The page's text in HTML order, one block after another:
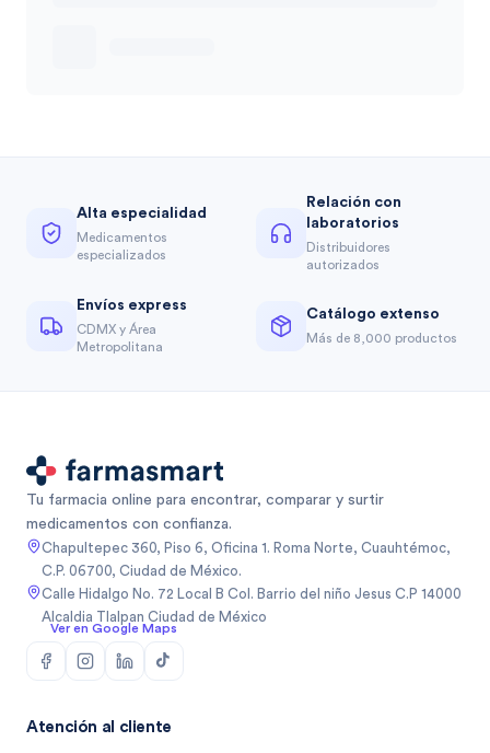
Alta especialidad
Medicamentos
especializados
Relación con
laboratorios
Distribuidores
autorizados
Envíos express
CDMX y Área
Metropolitana
Catálogo extenso
Más de 8,000 productos
Tu farmacia online para encontrar, comparar y surtir
medicamentos con confianza.
Chapultepec 360, Piso 6, Oficina 1. Roma Norte, Cuauhtémoc,
C.P. 06700, Ciudad de México.
Calle Hidalgo No. 72 Local B Col. Barrio del niño Jesus C.P 14000
Alcaldia Tlalpan Ciudad de México
Ver en Google Maps
Atención al cliente